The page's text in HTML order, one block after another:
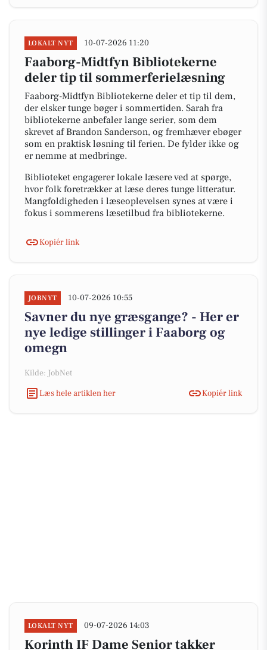
LOKALT NYT 10-07-2026 11:20
Faaborg-Midtfyn Bibliotekerne
deler tip til sommerferielæsning
Faaborg-Midtfyn Bibliotekerne deler et tip til dem,
der elsker tunge bøger i sommertiden. Sarah fra
bibliotekerne anbefaler lange serier, som dem
skrevet af Brandon Sanderson, og fremhæver ebøger
som en praktisk løsning til ferien. De fylder ikke og
er nemme at medbringe.
Biblioteket engagerer lokale læsere ved at spørge,
hvor folk foretrækker at læse deres tunge litteratur.
Mangfoldigheden i læseoplevelsen synes at være i
fokus i sommerens læsetilbud fra bibliotekerne.
Kopiér link
JOBNYT 10-07-2026 10:55
Savner du nye græsgange? - Her er
nye ledige stillinger i Faaborg og
omegn
Kilde: JobNet
Læs hele artiklen her
Kopiér link
LOKALT NYT 09-07-2026 14:03
Korinth IF Dame Senior takker